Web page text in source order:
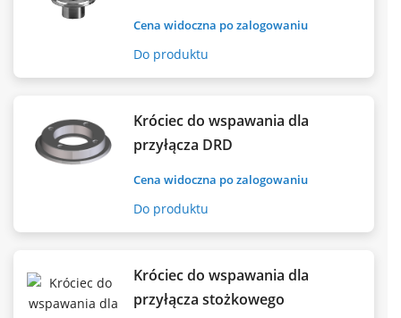
Cena widoczna po zalogowaniu
Do produktu
Króciec do wspawania dla
przyłącza DRD
Cena widoczna po zalogowaniu
Do produktu
Króciec do wspawania dla
przyłącza stożkowego